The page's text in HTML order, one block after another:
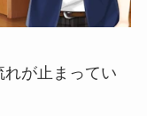
れが止まってい